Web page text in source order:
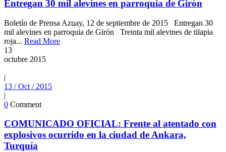
Entregan 30 mil alevines en parroquia de Girón
Boletín de Prensa Azuay, 12 de septiembre de 2015 Entregan 30
mil alevines en parroquia de Girón Treinta mil alevines de tilapia
roja... Read More
13
octubre 2015
|
13 / Oct / 2015
|
0 Comment
COMUNICADO OFICIAL: Frente al atentado con
explosivos ocurrido en la ciudad de Ankara,
Turquía